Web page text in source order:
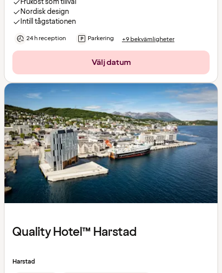
Frukost som tillval
Nordisk design
Intill tågstationen
24 h reception Parkering +9 bekvämligheter
Välj datum
Quality Hotel™ Harstad
Harstad